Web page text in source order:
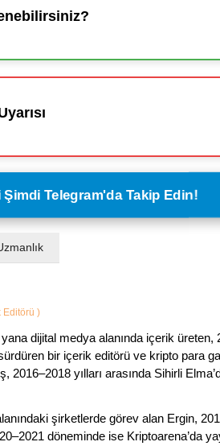
Şimdi Telegram'da Takip Edin!
Editörü )
dijital medya alanında içerik üreten,
bir içerik editörü ve kripto para
2016–2018 yılları arasında Sihirli
şirketlerde görev alan Ergin,
döneminde ise Kriptoarena’da